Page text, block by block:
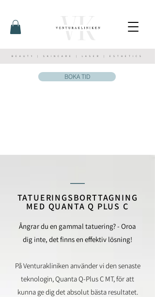
BEAUTY | SKINCARE | LASER | ESTHETICS
BOKA TID
TATUERINGSBORTTAGNING
MED QUANTA Q PLUS C
Ångrar du en gammal tatuering? - Oroa
dig inte, det finns en effektiv lösning!
På Venturakliniken använder vi den senaste
teknologin, Quanta Q-Plus C MT, för att
kunna ge dig det absolut bästa resultatet.